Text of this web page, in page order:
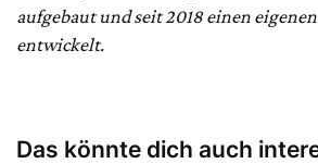
aufgebaut und seit 2018 einen
entwickelt.
Das könnte dich auch